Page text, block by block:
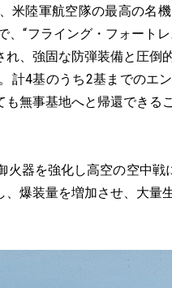
米陸軍航空隊の最高の名
“フライング・フォート
、強固な防弾装備と圧倒
計4基のうち2基までのエ
無事基地へと帰還できる
器を強化し高空の空中戦
爆装量を増加させ、大量